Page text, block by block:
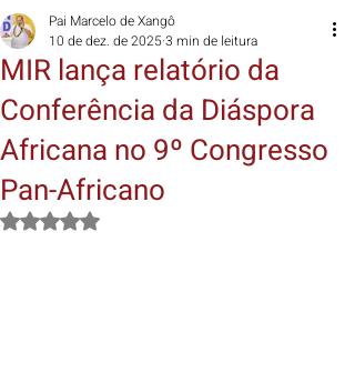
MIR lança relatório da
Conferência da Diáspora
Africana no 9º Congresso
Pan-Africano
Pai Marcelo de Xangô
10 de dez. de 20253 min de leitura
Avaliado com NaN de 5 estrelas.